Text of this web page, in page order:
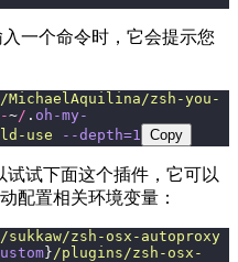
入一个命令时，它会提示您
zsh-you-
~/ . oh-my-
use --depth=1 Copy
试试下面这个插件，它可以
配置相关环境变量：
zsh-osx-autoproxy
} /plugins/zsh-osx-